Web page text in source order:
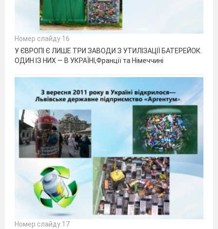
Номер слайду 16
У ЄВРОПІ Є ЛИШЕ ТРИ ЗАВОДИ З УТИЛІЗАЦІЇ БАТЕРЕЙОК.
ОДИН ІЗ НИХ — В УКРАЇНІ,Франції та Німеччині
Номер слайду 17